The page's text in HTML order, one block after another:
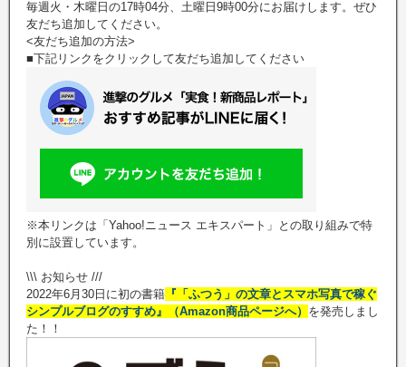
毎週火・木曜日の17時04分、土曜日9時00分にお届けします。ぜひ
友だち追加してください。
<友だち追加の方法>
■下記リンクをクリックして友だち追加してください
※本リンクは「Yahoo!ニュース エキスパート」との取り組みで特
別に設置しています。
\\\ お知らせ ///
2022年6月30日に初の書籍 『「ふつう」の文章とスマホ写真で稼ぐ
シンプルブログのすすめ』（Amazon商品ページへ） を発売しまし
た！！